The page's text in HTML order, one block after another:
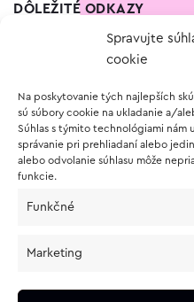
Spravujte
cookie
Na poskytovanie tých najlepších
sú súbory cookie na ukladanie a/
Súhlas s týmito technológiami nám
správanie pri prehliadaní alebo
alebo odvolanie súhlasu môže
funkcie.
Funkčné
Marketing
DÔLEŽITÉ ODKAZY
Vernostný program
O NÁKUPE
Vrátenie a reklamácia tovaru